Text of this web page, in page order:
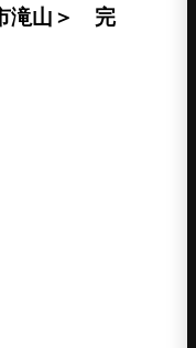
滝山＞ 完